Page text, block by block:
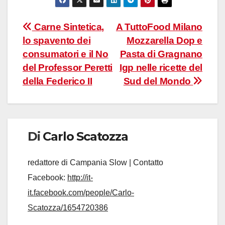
Navigazione
articoli
A TuttoFood Milano
Mozzarella Dop e
Pasta di Gragnano
Igp nelle ricette del
Sud del Mondo
Carne Sintetica,
lo spavento dei
consumatori e il No
del Professor Peretti
della Federico II
Di Carlo Scatozza
redattore di Campania Slow | Contatto
Facebook: http://it-
it.facebook.com/people/Carlo-
Scatozza/1654720386